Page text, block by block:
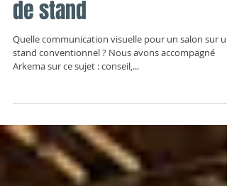
Communication visuelle
de stand
Quelle communication visuelle pour un salon sur un
Arkema sur ce sujet : conseil,...